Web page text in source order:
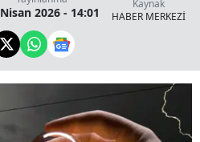
2026 - 14:01
Kaynak
HABER MERKEZİ